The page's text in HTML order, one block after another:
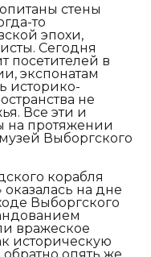
стены
то
эпохи,
Сегодня
посетителей в
экспонатам
историко-
не
Все эти и
на протяжении
Выборгского
корабля
оказалась на дне
Выборгского
вражеское
историческую
опять же